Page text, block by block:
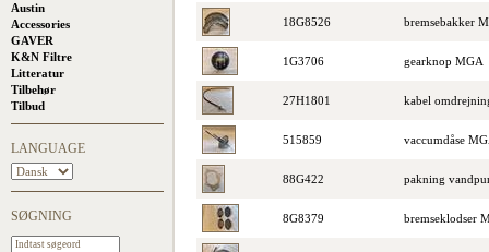
Austin
Accessories
GAVER
K&N Filtre
Litteratur
Tilbehør
Tilbud
LANGUAGE
SØGNING
18G8526 bremsebakker
1G3706 gearknop MGA
27H1801 kabel
515859 vaccumdåse
88G422 pakning
8G8379 bremseklodser